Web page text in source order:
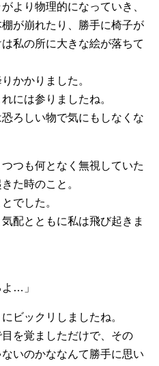
より物理的になっていき、
が崩れたり、勝手に椅子が
私の所に大きな絵が落ちて
かかりました。
には参りましたね。
ろしい物で気にもしなくな
つも何となく無視していた
た時のこと。
でした。
配とともに私は飛び起きま
…」
ビックリしましたね。
を覚ましただけで、その
いのかななんて勝手に思い